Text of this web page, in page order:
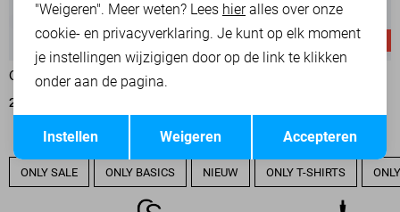
-50%
ONLY BROEK
20,00
-50%
ONLY SALE ONLY BASICS NIEUW ONLY T-SHIRTS
Terug Opslaan
"Weigeren". Meer weten? Lees hieralles over onze
cookie- en privacyverklaring. Je kunt op elk moment
je instellingen wijzigigen door op de link te klikken
onder aan de pagina.
Accepteren
Weigeren
Instellen